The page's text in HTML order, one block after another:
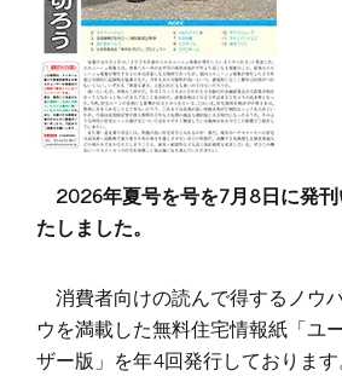
2026年夏号を号を7月8日に発
たしました。
消費者向けの読んで得するノウ
ウを満載した無料住宅情報紙「ユ
ザー版」を年4回発行しております